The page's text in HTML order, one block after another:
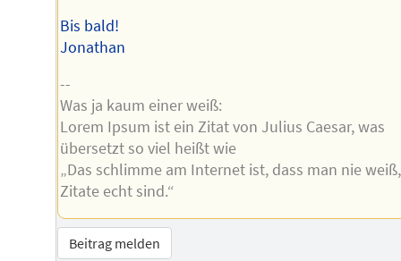
Bis bald!
Jonathan
--
Was ja kaum einer weiß:
Lorem Ipsum ist ein Zitat von Julius Caesar, was
übersetzt so viel heißt wie
„Das schlimme am Internet ist, dass man nie
Zitate echt sind.“
Beitrag melden